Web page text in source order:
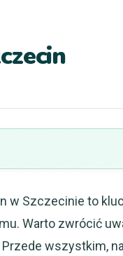
w Szczecinie to
Warto zwrócić
wszystkim,